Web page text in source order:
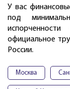
У вас
под
официальное
России.
Москва